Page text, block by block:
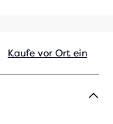
Kaufe vor Ort ein